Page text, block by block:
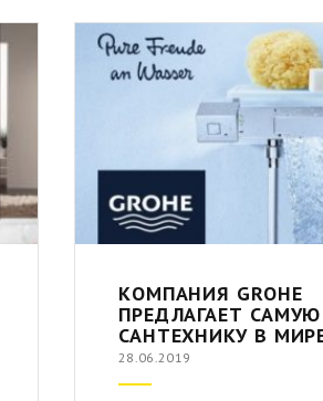
КОМПАНИЯ GROHE
ПРЕДЛАГАЕТ
САНТЕХНИКУ В
28.06.2019